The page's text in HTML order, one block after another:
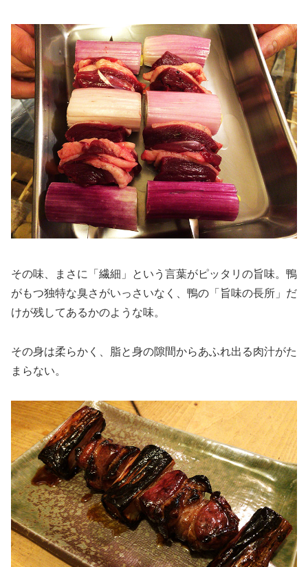
その味、まさに「繊細」という言葉がピッタリの旨味。鴨
がもつ独特な臭さがいっさいなく、鴨の「旨味の長所」だ
けが残してあるかのような味。
その身は柔らかく、脂と身の隙間からあふれ出る肉汁がた
まらない。